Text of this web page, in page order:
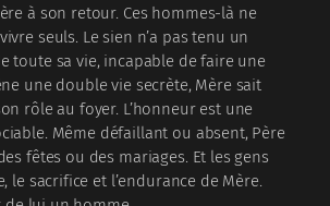
à son retour. Ces hommes-là ne
seuls. Le sien n’a pas tenu un
toute sa vie, incapable de faire une
une double vie secrète, Mère sait
rôle au foyer. L’honneur est une
Même défaillant ou absent, Père
fêtes ou des mariages. Et les gens
le sacrifice et l’endurance de Mère.